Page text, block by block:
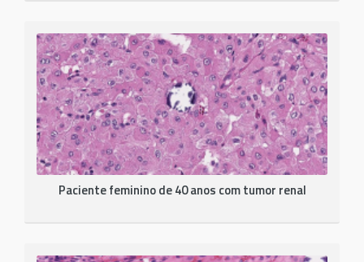
Paciente feminino de 40 anos com tumor renal